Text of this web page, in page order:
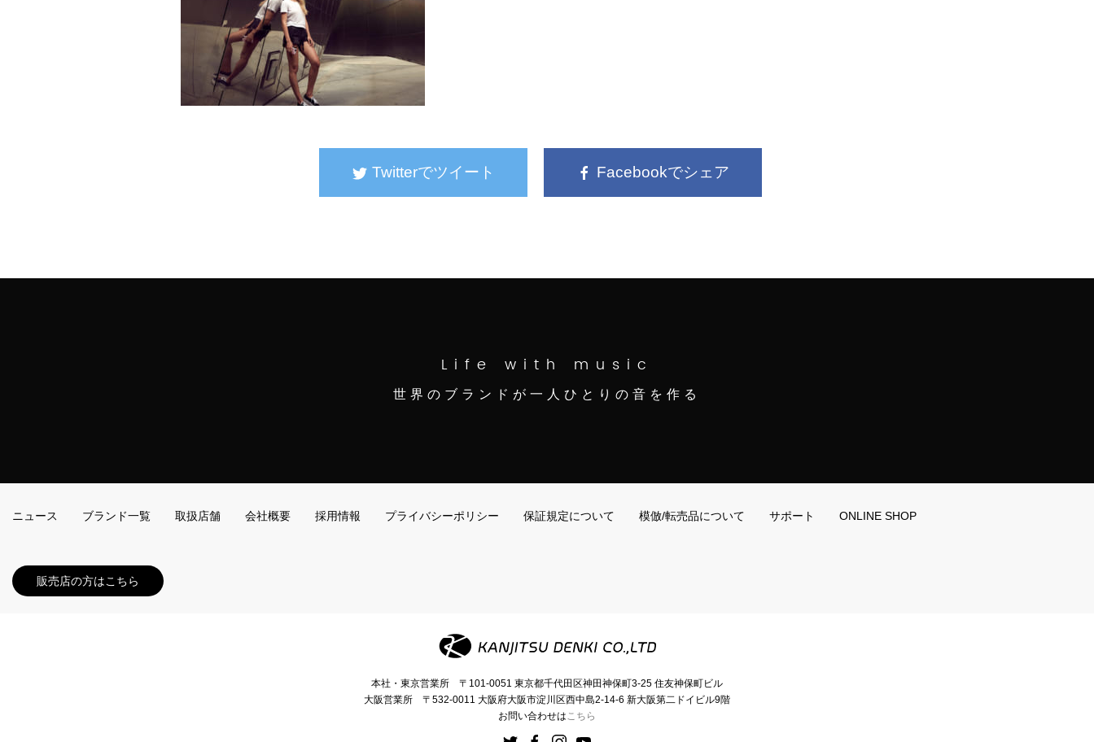
Twitterでツイート Facebookでシェア
Life with music
世界のブランドが一人ひとりの音を作る
ニュース ブランド一覧 取扱店舗 会社概要 採用情報 プライバシーポリシー 保証規定について 模倣/転売品について サポート ONLINE SHOP
販売店の方はこちら
本社・東京営業所 〒101-0051 東京都千代田区神田神保町3-25 住友神保町ビル
大阪営業所 〒532-0011 大阪府大阪市淀川区西中島2-14-6 新大阪第二ドイビル9階
お問い合わせはこちら